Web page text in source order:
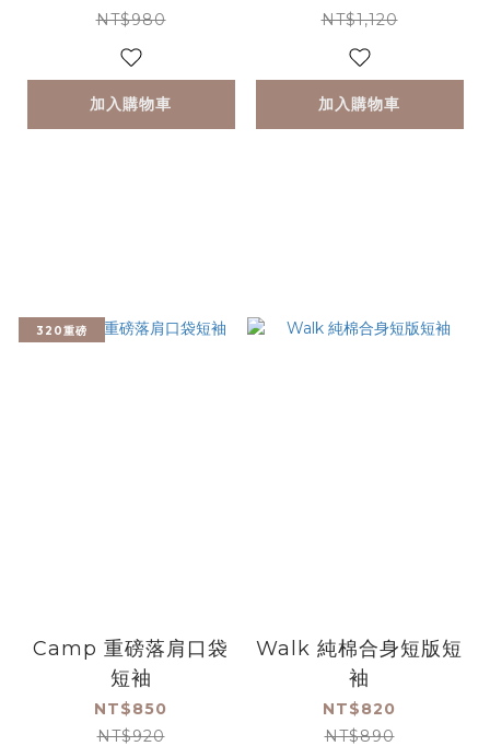
NT$980
加入購物車
NT$1,120
加入購物車
320重磅
Camp 重磅落肩口袋
短袖
NT$850
NT$920
Walk 純棉合身短版短
袖
NT$820
NT$890